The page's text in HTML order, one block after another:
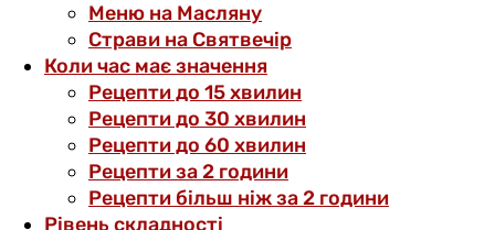
Меню на Масляну
Страви на Святвечір
Коли час має значення
Рецепти до 15 хвилин
Рецепти до 30 хвилин
Рецепти до 60 хвилин
Рецепти за 2 години
Рецепти більш ніж за 2 години
Рівень складності